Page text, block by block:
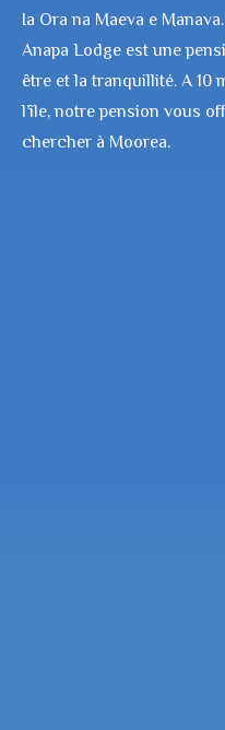
Ia Ora na Maeva e Manava.
Anapa Lodge est une
être et la tranquillité. A 10
l’île, notre pension vous
chercher à Moorea.